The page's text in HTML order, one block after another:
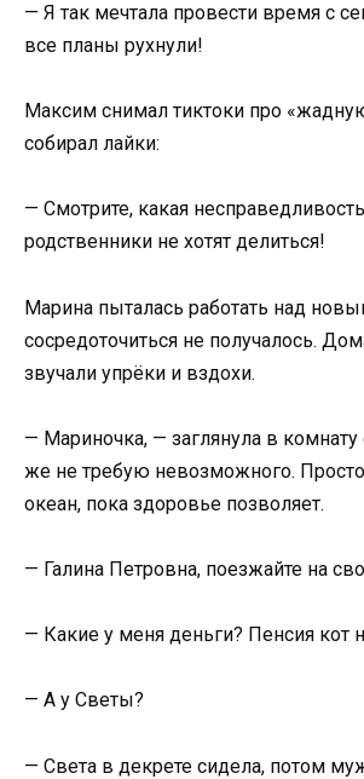
— Я так мечтала провести время с
все планы рухнули!
Максим снимал тиктоки про
собирал лайки:
— Смотрите, какая
родственники не хотят делиться!
Марина пыталась работать над
сосредоточиться не получалось.
звучали упрёки и вздохи.
— Мариночка, — заглянула в
же не требую невозможного.
океан, пока здоровье позволяет.
— Галина Петровна, поезжайте на
— Какие у меня деньги? Пенсия кот
— А у Светы?
— Света в декрете сидела, потом